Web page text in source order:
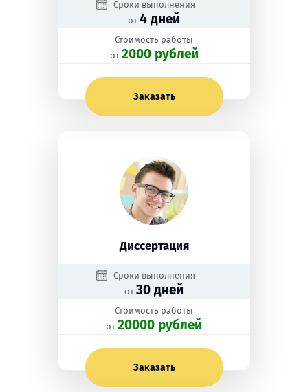
Сроки выполнения
от 4 дней
Стоимость работы
oт 2000 рублей
Заказать
Диссертация
Сроки выполнения
от 30 дней
Стоимость работы
oт 20000 рублей
Заказать